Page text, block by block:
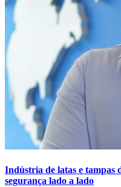
Indústria de latas e tampas
segurança lado a lado